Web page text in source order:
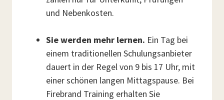
und Nebenkosten.
Sie werden mehr lernen. Ein Tag bei
einem traditionellen Schulungsanbieter
dauert in der Regel von 9 bis 17 Uhr, mit
einer schönen langen Mittagspause. Bei
Firebrand Training erhalten Sie